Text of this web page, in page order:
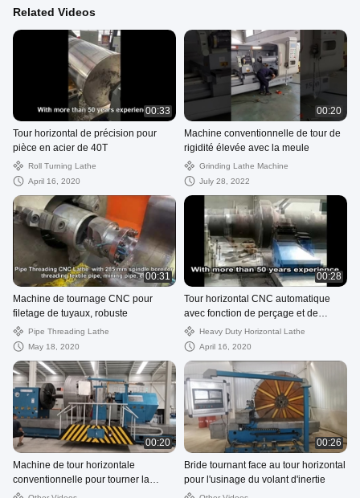
Related Videos
00:33
Tour horizontal de précision pour
pièce en acier de 40T
Roll Turning Lathe
April 16, 2020
00:20
Machine conventionnelle de tour de
rigidité élevée avec la meule
Grinding Lathe Machine
July 28, 2022
00:31
Machine de tournage CNC pour
filetage de tuyaux, robuste
Pipe Threading Lathe
May 18, 2020
00:28
Tour horizontal CNC automatique
avec fonction de perçage et de
fraisage
Heavy Duty Horizontal Lathe
April 16, 2020
00:20
Machine de tour horizontale
conventionnelle pour tourner la
turbine à vapeur
00:26
Bride tournant face au tour horizontal
pour l'usinage du volant d'inertie